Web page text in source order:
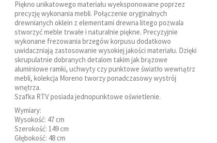
Piękno unikatowego materiału wyeksponowane poprzez
precyzję wykonania mebli. Połączenie oryginalnych
drewnianych oklein z elementami drewna litego pozwala
stworzyć meble trwałe i naturalnie piękne. Precyzyjnie
wykonane frezowania brzegów korpusu dodatkowo
uwidaczniają zastosowanie wysokiej jakości materiału. Dzięki
skrupulatnie dobranych detalom takim jak brązowe
aluminiowe ramki, uchwyty czy punktowe światło wewnątrz
mebli, kolekcja Moreno tworzy ponadczasowy wystrój
wnętrza.
Szafka RTV posiada jednopunktowe oświetlenie.
Wymiary:
Wysokość: 47 cm
Szerokość: 149 cm
Głębokość: 48 cm